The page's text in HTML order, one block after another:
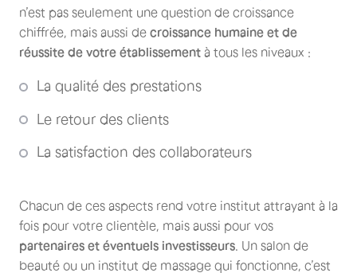
n’est pas seulement une question de croissance
chiffrée, mais aussi de croissance humaine et de
réussite de votre établissement à tous les niveaux :
La qualité des prestations
Le retour des clients
La satisfaction des collaborateurs
Chacun de ces aspects rend votre institut attrayant à la
fois pour votre clientèle, mais aussi pour vos
partenaires et éventuels investisseurs . Un salon de
beauté ou un institut de massage qui fonctionne, c’est